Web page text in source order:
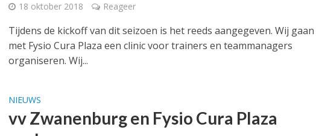
18 oktober 2018 Reageer
Tijdens de kickoff van dit seizoen is het reeds aangegeven. Wij
met Fysio Cura Plaza een clinic voor trainers en teammanagers
organiseren. Wij...
NIEUWS
vv Zwanenburg en Fysio Cura Plaza